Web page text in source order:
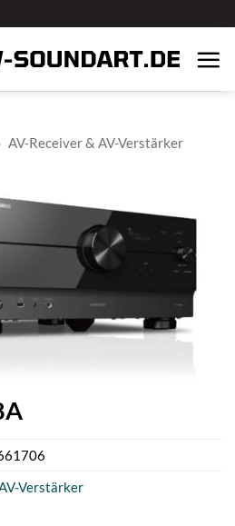
AV-Receiver & AV-Verstärker
Verstärker